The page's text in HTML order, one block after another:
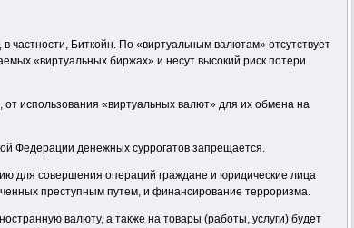
Биткойн. По «виртуальным валютам» отсутствует
«виртуальных биржах» и несут высокий риск потери
использования «виртуальных валют» для их обмена на
Федерации денежных суррогатов запрещается.
для совершения операций граждане и юридические лица
преступным путем, и финансирование терроризма.
валюту, а также на товары (работы, услуги) будет